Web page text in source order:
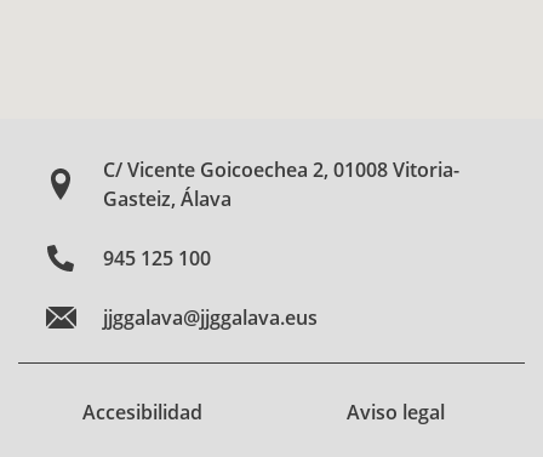
C/ Vicente Goicoechea 2, 01008 Vitoria-
Gasteiz, Álava
945 125 100
jjggalava@jjggalava.eus
Accesibilidad Aviso legal